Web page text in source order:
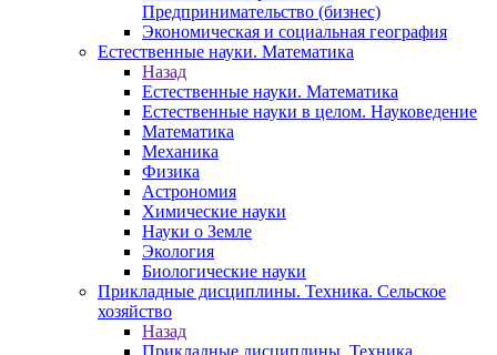
Предпринимательство (бизнес)
Экономическая и социальная география
Естественные науки. Математика
Назад
Естественные науки. Математика
Естественные науки в целом. Науковедение
Математика
Механика
Физика
Астрономия
Химические науки
Науки о Земле
Экология
Биологические науки
Прикладные дисциплины. Техника. Сельское
хозяйство
Назад
Прикладные дисциплины. Техника.